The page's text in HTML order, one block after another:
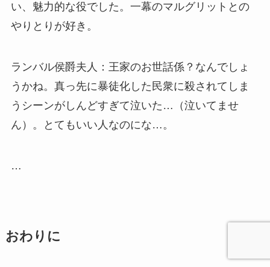
い、魅力的な役でした。一幕のマルグリットとの
やりとりが好き。
ランバル侯爵夫人：王家のお世話係？なんでしょ
うかね。真っ先に暴徒化した民衆に殺されてしま
うシーンがしんどすぎて泣いた…（泣いてませ
ん）。とてもいい人なのにな…。
…
おわりに